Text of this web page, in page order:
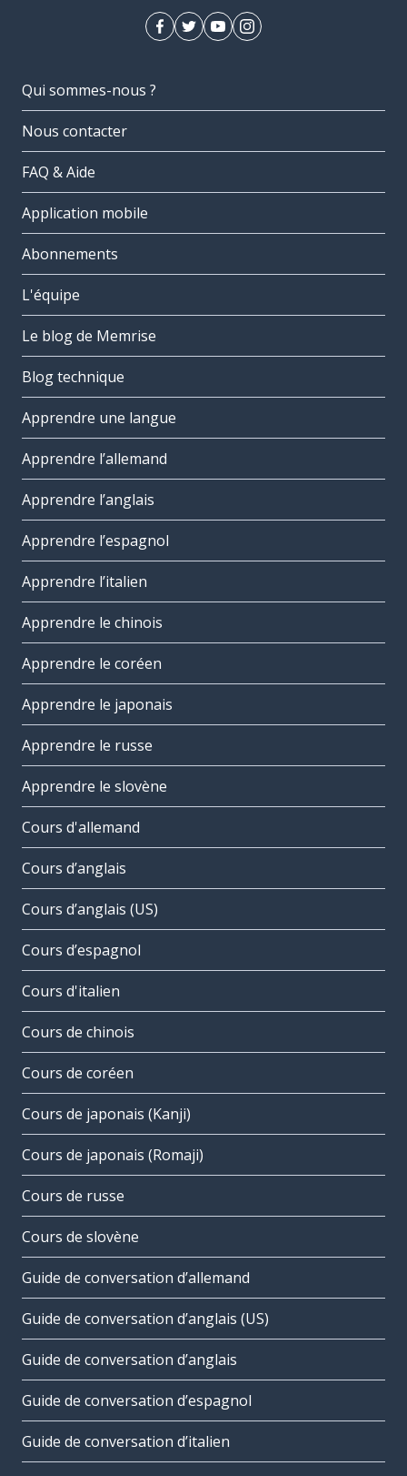
Qui sommes-nous ?
Nous contacter
FAQ & Aide
Application mobile
Abonnements
L'équipe
Le blog de Memrise
Blog technique
Apprendre une langue
Apprendre l’allemand
Apprendre l’anglais
Apprendre l’espagnol
Apprendre l’italien
Apprendre le chinois
Apprendre le coréen
Apprendre le japonais
Apprendre le russe
Apprendre le slovène
Cours d'allemand
Cours d’anglais
Cours d’anglais (US)
Cours d’espagnol
Cours d'italien
Cours de chinois
Cours de coréen
Cours de japonais (Kanji)
Cours de japonais (Romaji)
Cours de russe
Cours de slovène
Guide de conversation d’allemand
Guide de conversation d’anglais (US)
Guide de conversation d’anglais
Guide de conversation d’espagnol
Guide de conversation d’italien